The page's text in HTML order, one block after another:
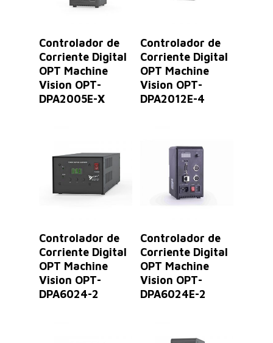
Leer Más
Controlador de
Corriente Digital
OPT Machine
Vision OPT-
DPA2005E-X
Leer Más
Controlador de
Corriente Digital
OPT Machine
Vision OPT-
DPA2012E-4
Controlador de
Corriente Digital
OPT Machine
Vision OPT-
DPA6024-2
Controlador de
Corriente Digital
OPT Machine
Vision OPT-
DPA6024E-2